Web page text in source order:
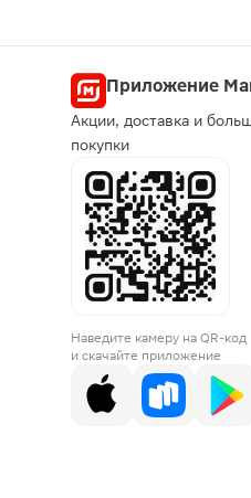
Приложение
Акции, доставка и
покупки
Наведите камеру на QR-код
и скачайте приложение